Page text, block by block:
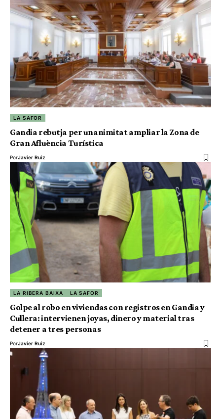
LA SAFOR
Gandia rebutja per unanimitat ampliar la Zona de
Gran Afluència Turística
PorJavier Ruiz
LA RIBERA BAIXA LA SAFOR
Golpe al robo en viviendas con registros en Gandia y
Cullera: intervienen joyas, dinero y material tras
detener a tres personas
PorJavier Ruiz